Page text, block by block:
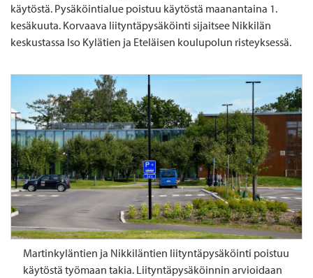
käytöstä. Pysäköintialue poistuu käytöstä maanantaina 1.
kesäkuuta. Korvaava liityntäpysäköinti sijaitsee Nikkilän
keskustassa Iso Kylätien ja Eteläisen koulupolun risteyksessä.
Martinkyläntien ja Nikkiläntien liityntäpysäköinti poistuu
käytöstä työmaan takia. Liityntäpysäköinnin arvioidaan